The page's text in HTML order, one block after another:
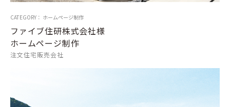
CATEGORY： ホームページ制作
ファイブ住研株式会社様
ホームページ制作
注文住宅販売会社